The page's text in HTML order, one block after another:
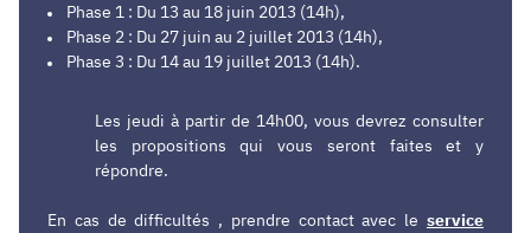
Phase 1 : Du 13 au 18 juin 2013 (14h),
Phase 2 : Du 27 juin au 2 juillet 2013 (14h),
Phase 3 : Du 14 au 19 juillet 2013 (14h).
Les jeudi à partir de 14h00, vous devrez consulter
les propositions qui vous seront faites et y
répondre.
En cas de difficultés , prendre contact avec le service